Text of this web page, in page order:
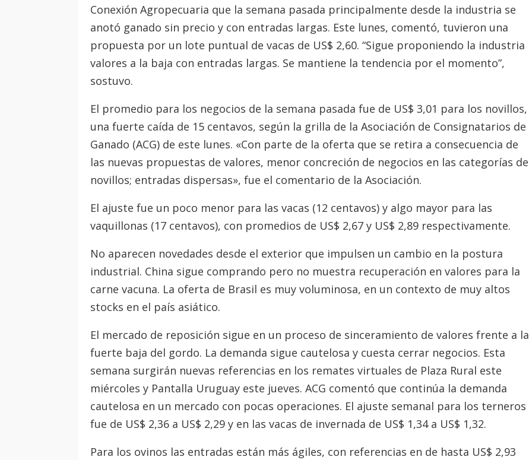
Conexión Agropecuaria que la semana pasada principalmente desde la industria se
anotó ganado sin precio y con entradas largas. Este lunes, comentó, tuvieron una
propuesta por un lote puntual de vacas de US$ 2,60. “Sigue proponiendo la industria
valores a la baja con entradas largas. Se mantiene la tendencia por el momento”,
sostuvo.
El promedio para los negocios de la semana pasada fue de US$ 3,01 para los novillos,
una fuerte caída de 15 centavos, según la grilla de la Asociación de Consignatarios de
Ganado (ACG) de este lunes. «Con parte de la oferta que se retira a consecuencia de
las nuevas propuestas de valores, menor concreción de negocios en las categorías de
novillos; entradas dispersas», fue el comentario de la Asociación.
El ajuste fue un poco menor para las vacas (12 centavos) y algo mayor para las
vaquillonas (17 centavos), con promedios de US$ 2,67 y US$ 2,89 respectivamente.
No aparecen novedades desde el exterior que impulsen un cambio en la postura
industrial. China sigue comprando pero no muestra recuperación en valores para la
carne vacuna. La oferta de Brasil es muy voluminosa, en un contexto de muy altos
stocks en el país asiático.
El mercado de reposición sigue en un proceso de sinceramiento de valores frente a la
fuerte baja del gordo. La demanda sigue cautelosa y cuesta cerrar negocios. Esta
semana surgirán nuevas referencias en los remates virtuales de Plaza Rural este
miércoles y Pantalla Uruguay este jueves. ACG comentó que continúa la demanda
cautelosa en un mercado con pocas operaciones. El ajuste semanal para los terneros
fue de US$ 2,36 a US$ 2,29 y en las vacas de invernada de US$ 1,34 a US$ 1,32.
Para los ovinos las entradas están más ágiles, con referencias en de hasta US$ 2,93